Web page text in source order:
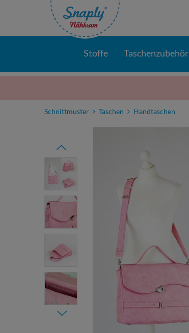
Stoffe Taschenzubehör
Schnittmuster Taschen Handtaschen